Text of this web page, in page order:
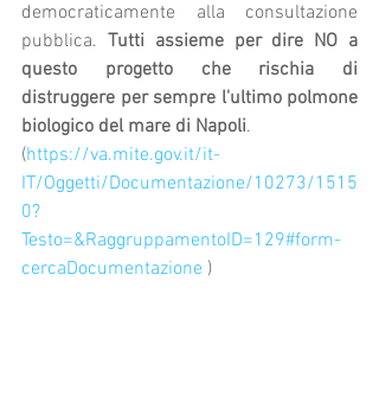
democraticamente alla consultazione
pubblica. Tutti assieme per dire NO a
questo progetto che rischia di
distruggere per sempre l'ultimo polmone
biologico del mare di Napoli.
(https://va.mite.gov.it/it-
IT/Oggetti/Documentazione/10273/1515
0?
Testo=&RaggruppamentoID=129#form-
cercaDocumentazione )